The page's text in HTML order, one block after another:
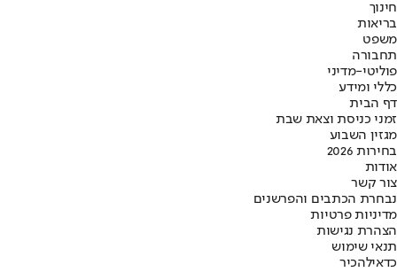
חינוך
בריאות
משפט
תחבורה
פוליטי-מדיני
כללי ומידע
דף הבית
זמני כניסת וצאת שבת
מגזין השבוע
בחירות 2026
אודות
צור קשר
נבחרת הכתבים והפרשנים
מדיניות פרטיות
הצהרת נגישות
תנאי שימוש
כדאילהכיר